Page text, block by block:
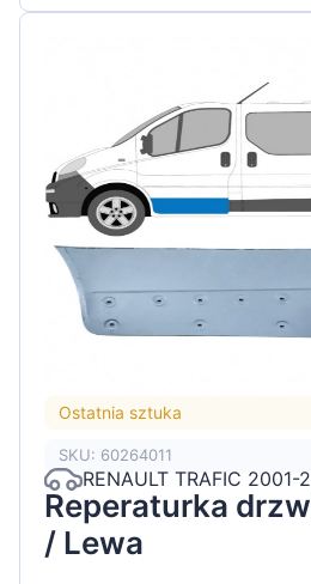
Ostatnia sztuka
SKU: 60264011
RENAULT TRAFIC 2001-
Reperaturka
/ Lewa